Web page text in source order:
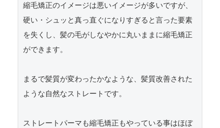
縮毛矯正のイメージは悪いイメージが多いですが、
硬い・シュッと真っ直ぐになりすぎると言った要素
を失くし、髪の毛がしなやかに丸いままに縮毛矯正
ができます。
まるで髪質が変わったかなような、髪質改善された
ような自然なストレートです。
ストレートパーマも縮毛矯正もやっている事はほぼ